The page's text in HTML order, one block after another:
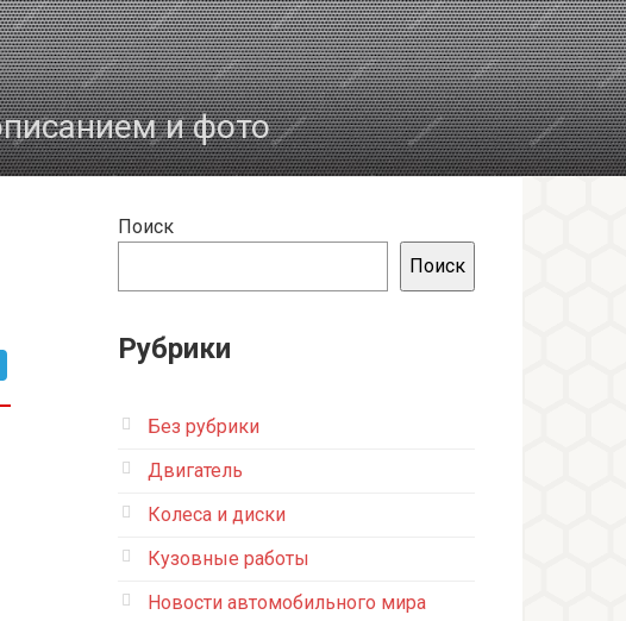
и фото
Поиск
Поиск
Рубрики
Без рубрики
Двигатель
Колеса и диски
Кузовные работы
Новости автомобильного мира